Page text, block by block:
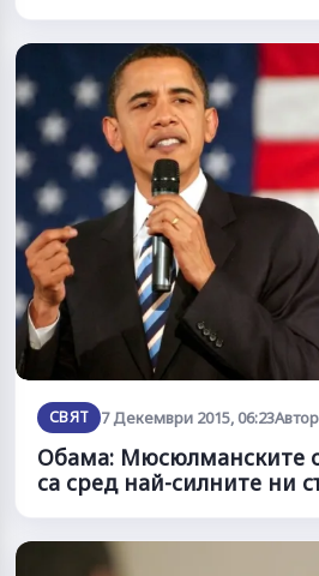
СВЯТ 7 Декември 2015, 06:23
Обама: Мюсюлманските
са сред най-силните ни